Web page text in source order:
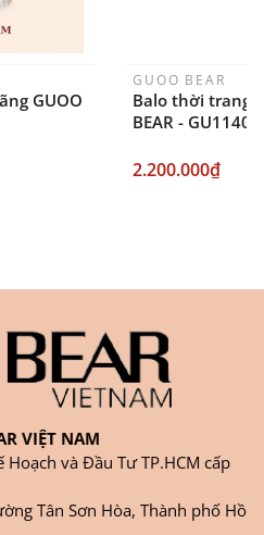
GUOO
GUOO BEAR
Balo thời trang
BEAR - GU1140
2.200.000₫
VIỆT NAM
và Đầu Tư TP.HCM cấp
Tân Sơn Hòa, Thành phố Hồ